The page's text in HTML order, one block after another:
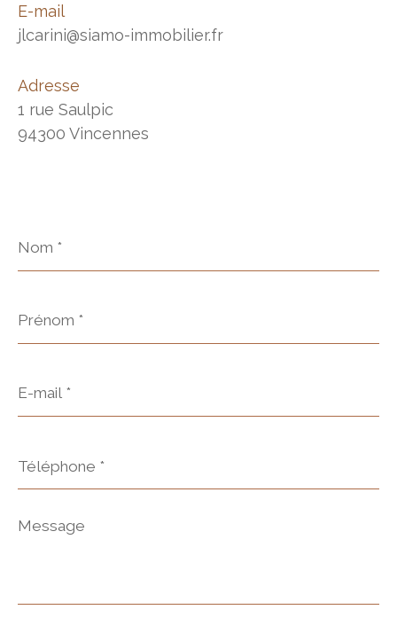
E-mail
jlcarini@siamo-immobilier.fr
Adresse
1 rue Saulpic
94300 Vincennes
*
*
mail
*
*
Message
*